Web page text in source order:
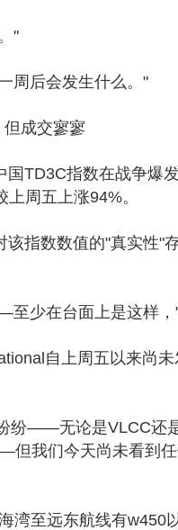
"
周后会发生什么。"
成交寥寥
TD3C指数在战争爆
周五上涨94%。
指数数值的"真实性"
少在台面上是这样，"
自上周五以来尚
纷——无论是VLCC还
我们今天尚未看到
湾至远东航线有w450